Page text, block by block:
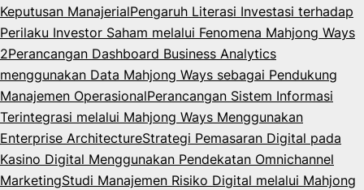
Keputusan ManajerialPengaruh Literasi Investasi terhadap
Perilaku Investor Saham melalui Fenomena Mahjong Ways
2Perancangan Dashboard Business Analytics
menggunakan Data Mahjong Ways sebagai Pendukung
Manajemen OperasionalPerancangan Sistem Informasi
Terintegrasi melalui Mahjong Ways Menggunakan
Enterprise ArchitectureStrategi Pemasaran Digital pada
Kasino Digital Menggunakan Pendekatan Omnichannel
MarketingStudi Manajemen Risiko Digital melalui Mahjong